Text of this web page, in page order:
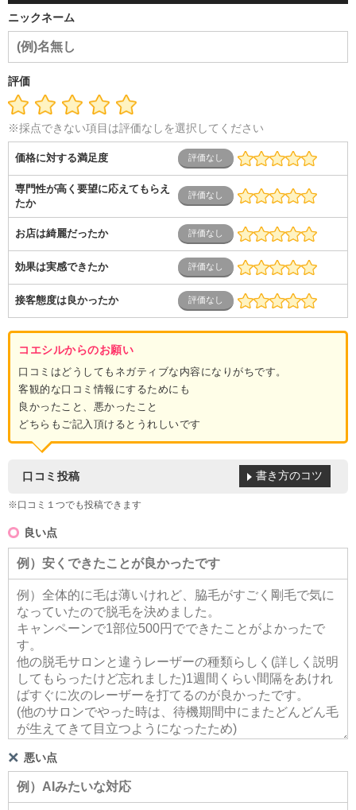
容・エステ・リラクゼーション
旅行・ホテル・航空・ブライ
ダル・葬祭
音響
芸能・イベント・コンパニオン
ム開発・SE・インフラ）
導体・制御）
介護
ス
士業・コンサルティング
ービス
コールセンター マーケティング・企画
専業主婦（夫）
営業
ニックネーム
評価
※採点できない項目は評価なしを選択してください
価格に対する満足度
専門性が高く要望に応えてもらえ
たか
お店は綺麗だったか
効果は実感できたか
接客態度は良かったか
コエシルからのお願い
口コミはどうしてもネガティブな内容になりがちです。
客観的な口コミ情報にするためにも
良かったこと、悪かったこと
どちらもご記入頂けるとうれしいです
口コミ投稿
※口コミ１つでも投稿できます
書き方のコツ
良い点
悪い点